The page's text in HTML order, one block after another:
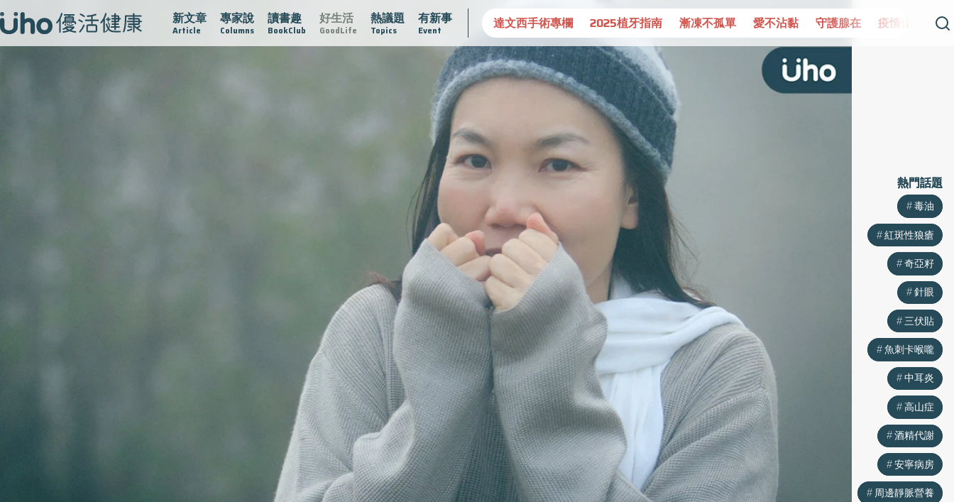
新文章
Article
專家說
Columns
讀書趣
BookClub
好生活
GoodLife
熱議題
Topics
有新事
Event
疫情保衛戰 再生醫學 愛的未來視 認識攝護腺肥大 守護骨骼健康 達文西手術專欄 2025植牙指南 漸凍不孤單 愛不沾黏 守護腺在 疫情保衛戰 再生醫學 愛的
熱門話題
毒油
紅斑性狼瘡
奇亞籽
針眼
三伏貼
魚刺卡喉嚨
中耳炎
高山症
酒精代謝
安寧病房
周邊靜脈營養
熱門話題
毒油
紅斑性狼瘡
奇亞籽
針眼
三伏貼
魚刺卡喉嚨
中耳炎
高山症
酒精代謝
安寧病房
周邊靜脈營養